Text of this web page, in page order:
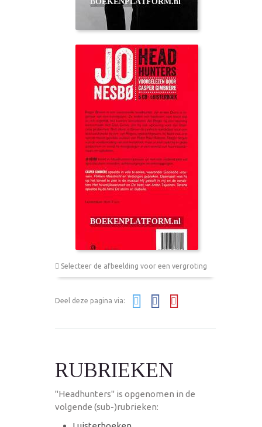
Selecteer de afbeelding voor een vergroting
Deel deze pagina via:
RUBRIEKEN
"Headhunters" is opgenomen in de
volgende (sub-)rubrieken: